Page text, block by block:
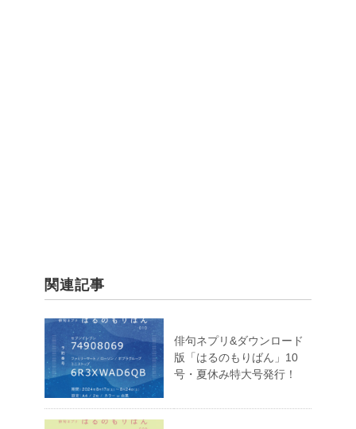
関連記事
俳句ネプリ&ダウンロード
版「はるのもりばん」10
号・夏休み特大号発行！